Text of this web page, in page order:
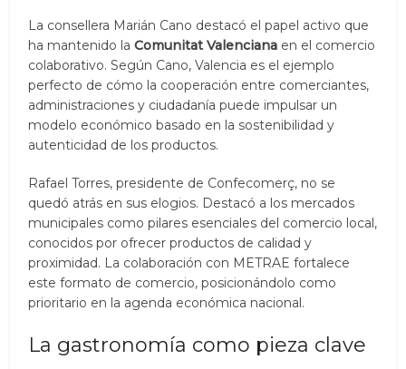
La consellera Marián Cano destacó el papel activo que
ha mantenido laComunitat Valenciana en el comercio
colaborativo. Según Cano, Valencia es el ejemplo
perfecto de cómo la cooperación entre comerciantes,
administraciones y ciudadanía puede impulsar un
modelo económico basado en la sostenibilidad y
autenticidad de los productos.
Rafael Torres, presidente de Confecomerç, no se
quedó atrás en sus elogios. Destacó a los mercados
municipales como pilares esenciales del comercio local,
conocidos por ofrecer productos de calidad y
proximidad. La colaboración con METRAE fortalece
este formato de comercio, posicionándolo como
prioritario en la agenda económica nacional.
La gastronomía como pieza clave